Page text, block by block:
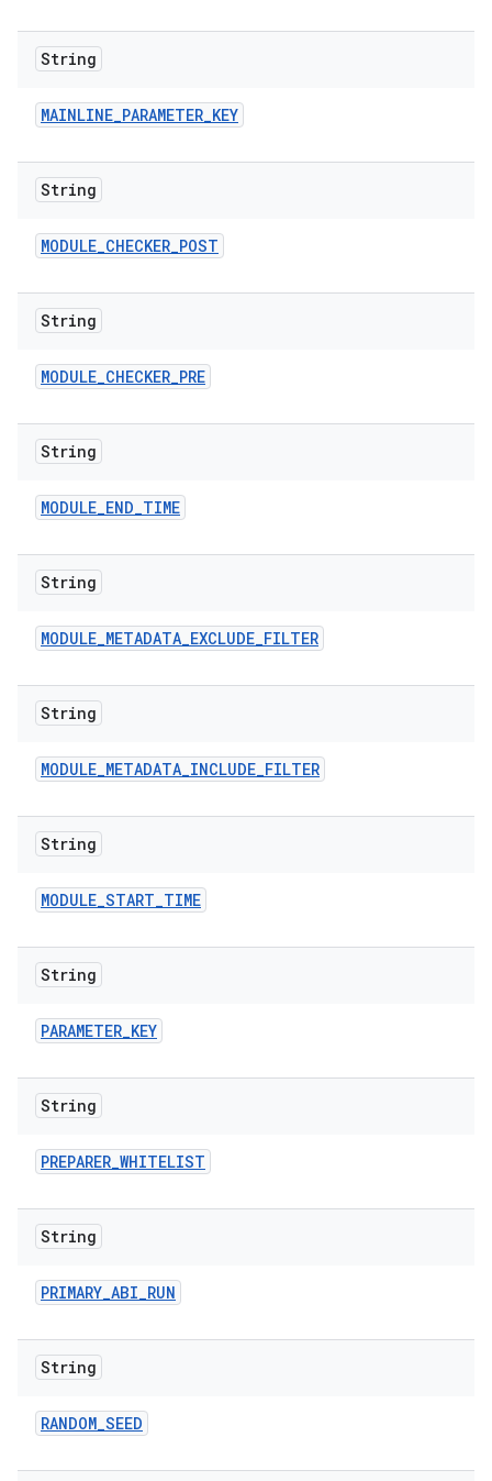
String
MAINLINE_PARAMETER_KEY
String
MODULE_CHECKER_POST
String
MODULE_CHECKER_PRE
String
MODULE_END_TIME
String
MODULE_METADATA_EXCLUDE_FILTER
String
MODULE_METADATA_INCLUDE_FILTER
String
MODULE_START_TIME
String
PARAMETER_KEY
String
PREPARER_WHITELIST
String
PRIMARY_ABI_RUN
String
RANDOM_SEED